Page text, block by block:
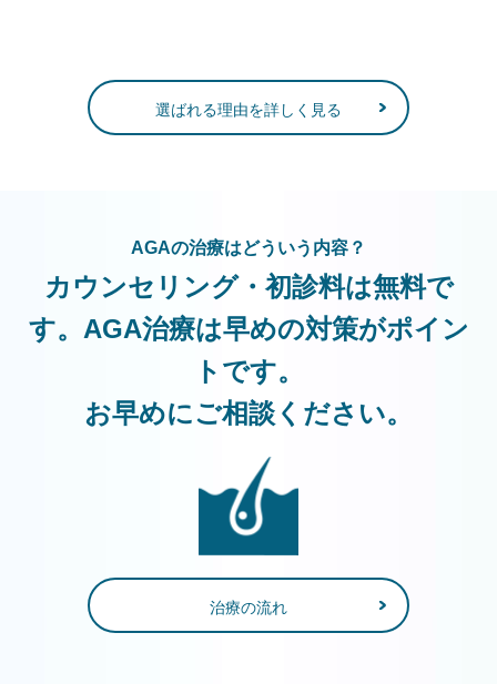
選ばれる理由を詳しく見る
AGAの治療はどういう内容？
カウンセリング・初診料は無料で
す。AGA治療は早めの対策がポイン
トです。
お早めにご相談ください。
治療の流れ